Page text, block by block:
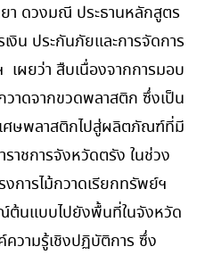
า ดวงมณี ประธานหลักสูตร
งิน ประกันภัยและการจัดการ
เผยว่า สืบเนื่องจากการมอบ
าดจากขวดพลาสติก ซึ่งเป็น
ศษพลาสติกไปสู่ผลิตภัณฑ์ที่มี
าชการจังหวัดตรัง ในช่วง
การไม้กวาดเรียกทรัพย์ฯ
ต้นแบบไปยังพื้นที่ในจังหวัด
วามรู้เชิงปฏิบัติการ ซึ่ง